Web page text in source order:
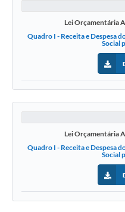
Lei Orçamentária
Quadro I - Receita e Despesa
Social
Lei Orçamentária
Quadro I - Receita e Despesa
Social